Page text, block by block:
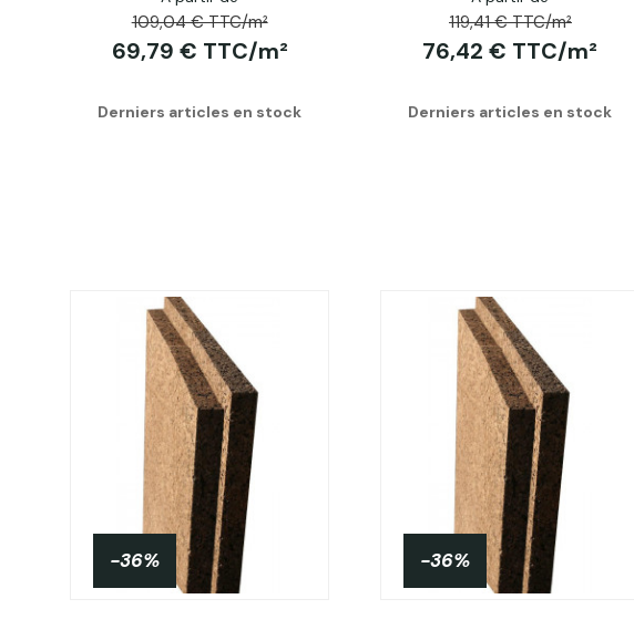
109,04 € TTC/m²
69,79 € TTC/m²
Derniers articles en stock
119,41 € TTC/m²
76,42 € TTC/m²
Derniers articles en stock
-36% -36%